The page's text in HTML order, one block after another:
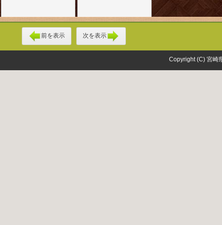
前を表示 次を表示
Copyright (C) 宮崎